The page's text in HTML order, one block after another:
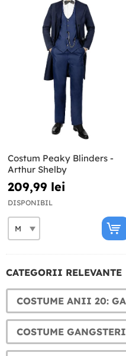
Costum Peaky Blinders -
Arthur Shelby
209,99 lei
DISPONIBIL
CATEGORII RELEVANTE
COSTUME GANGSTERI